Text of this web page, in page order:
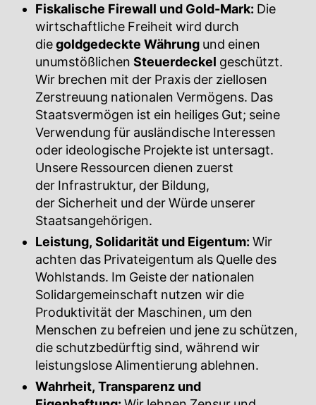
Fiskalische Firewall und Gold-Mark: Die
wirtschaftliche Freiheit wird durch
diegoldgedeckte Währung und einen
unumstößlichen Steuerdeckel geschützt.
Wir brechen mit der Praxis der ziellosen
Zerstreuung nationalen Vermögens. Das
Staatsvermögen ist ein heiliges Gut; seine
Verwendung für ausländische Interessen
oder ideologische Projekte ist untersagt.
Unsere Ressourcen dienen zuerst
der Infrastruktur, der Bildung,
der Sicherheit und der Würde unserer
Staatsangehörigen.
Leistung, Solidarität und Eigentum: Wir
achten das Privateigentum als Quelle des
Wohlstands. Im Geiste der nationalen
Solidargemeinschaft nutzen wir die
Produktivität der Maschinen, um den
Menschen zu befreien und jene zu schützen,
die schutzbedürftig sind, während wir
leistungslose Alimentierung ablehnen.
Wahrheit, Transparenz und